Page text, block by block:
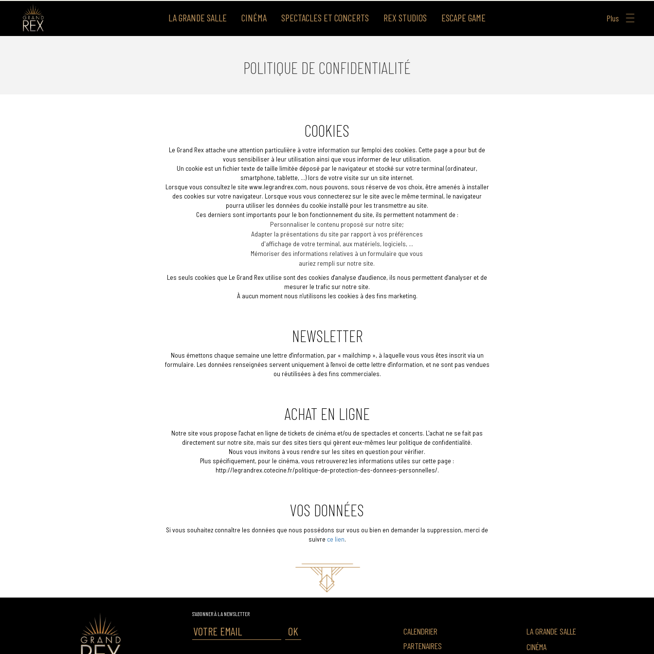
LA GRANDE SALLE CINÉMA SPECTACLES ET CONCERTS REX STUDIOS ESCAPE GAME Plus
POLITIQUE DE CONFIDENTIALITÉ
COOKIES
Le Grand Rex attache une attention particulière à votre information sur l'emploi des cookies. Cette page a pour but de
vous sensibiliser à leur utilisation ainsi que vous informer de leur utilisation.
Un cookie est un fichier texte de taille limitée déposé par le navigateur et stocké sur votre terminal (ordinateur,
smartphone, tablette, ...) lors de votre visite sur un site internet.
Lorsque vous consultez le site www.legrandrex.com, nous pouvons, sous réserve de vos choix, être amenés à installer
des cookies sur votre navigateur. Lorsque vous vous connecterez sur le site avec le même terminal, le navigateur
pourra utiliser les données du cookie installé pour les transmettre au site.
Ces derniers sont importants pour le bon fonctionnement du site, ils permettent notamment de :
Personnaliser le contenu proposé sur notre site;
Adapter la présentations du site par rapport à vos préférences
d'affichage de votre terminal, aux matériels, logiciels, ...
Mémoriser des informations relatives à un formulaire que vous
auriez rempli sur notre site.
Les seuls cookies que Le Grand Rex utilise sont des cookies d'analyse d'audience, ils nous permettent d'analyser et de
mesurer le trafic sur notre site.
À aucun moment nous n'utilisons les cookies à des fins marketing.
NEWSLETTER
Nous émettons chaque semaine une lettre d'information, par « mailchimp », à laquelle vous vous êtes inscrit via un
formulaire. Les données renseignées servent uniquement à l'envoi de cette lettre d'information, et ne sont pas vendues
ou réutilisées à des fins commerciales.
ACHAT EN LIGNE
Notre site vous propose l'achat en ligne de tickets de cinéma et/ou de spectacles et concerts. L'achat ne se fait pas
directement sur notre site, mais sur des sites tiers qui gèrent eux-mêmes leur politique de confidentialité.
Nous vous invitons à vous rendre sur les sites en question pour vérifier.
Plus spécifiquement, pour le cinéma, vous retrouverez les informations utiles sur cette page :
http://legrandrex.cotecine.fr/politique-de-protection-des-donnees-personnelles/.
VOS DONNÉES
Si vous souhaitez connaître les données que nous possédons sur vous ou bien en demander la suppression, merci de
suivre ce lien.
S'ABONNER À LA NEWSLETTER
OK
CALENDRIER
PARTENAIRES
LA GRANDE SALLE
CINÉMA